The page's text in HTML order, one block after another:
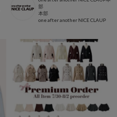
部
本部
one after another NICE CLAUP